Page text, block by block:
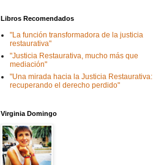
Libros Recomendados
"La función transformadora de la justicia
restaurativa"
"Justicia Restaurativa, mucho más que
mediación"
"Una mirada hacia la Justicia Restaurativa:
recuperando el derecho perdido"
Virginia Domingo